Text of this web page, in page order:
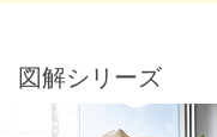
図解シリーズ